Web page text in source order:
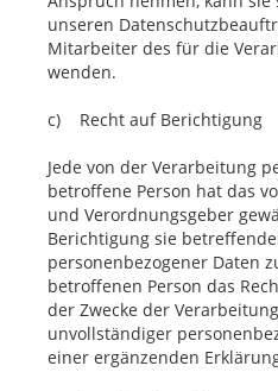
unseren
Mitarbeiter des für die
wenden.
c) Recht auf Berichtigung
Jede von der Verarbeitung
betroffene Person hat das
und Verordnungsgeber
Berichtigung sie
personenbezogener Daten
betroffenen Person das
der Zwecke der
unvollständiger
einer ergänzenden